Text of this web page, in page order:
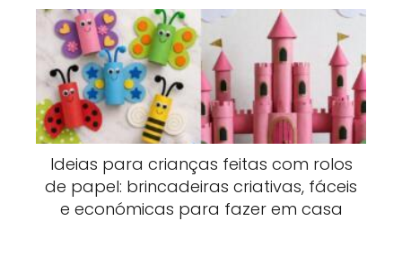
Ideias para crianças feitas com rolos
de papel: brincadeiras criativas, fáceis
e económicas para fazer em casa